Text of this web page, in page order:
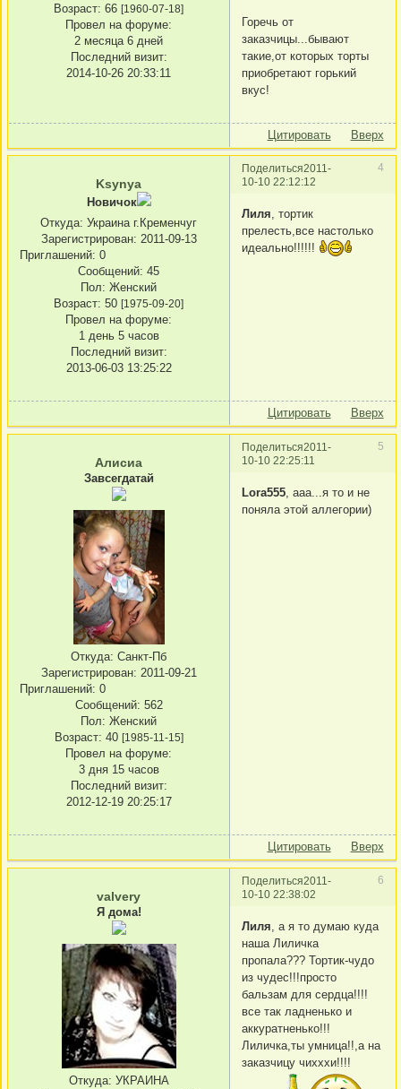
Возраст: 66 [1960-07-18]
Провел на форуме:
2 месяца 6 дней
Последний визит:
2014-10-26 20:33:11
Горечь от
заказчицы...бывают
такие,от которых торты
приобретают горький
вкус!
Цитировать Вверх
Поделиться 4
2011-
10-10 22:12:12
Ksynya
Новичок
Откуда: Украина г.Кременчуг
Зарегистрирован: 2011-09-13
Приглашений: 0
Сообщений: 45
Пол: Женский
Возраст: 50 [1975-09-20]
Провел на форуме:
1 день 5 часов
Последний визит:
2013-06-03 13:25:22
Лиля , тортик
прелесть,все настолько
идеально!!!!!!
Цитировать Вверх
Поделиться 5
2011-
10-10 22:25:11
Алисиа
Завсегдатай
Откуда: Санкт-Пб
Зарегистрирован: 2011-09-21
Приглашений: 0
Сообщений: 562
Пол: Женский
Возраст: 40 [1985-11-15]
Провел на форуме:
3 дня 15 часов
Последний визит:
2012-12-19 20:25:17
Lora555 , ааа...я то и не
поняла этой аллегории)
Цитировать Вверх
Поделиться 6
2011-
10-10 22:38:02
valvery
Я дома!
Откуда: УКРАИНА
Лиля , а я то думаю куда
наша Лиличка
пропала??? Тортик-чудо
из чудес!!!просто
бальзам для сердца!!!!
все так ладненько и
аккуратненько!!!
Лиличка,ты умница!!,а на
заказчицу чихххи!!!!